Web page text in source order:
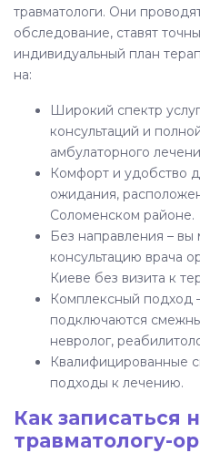
травматологи. Они
обследование, ставят
индивидуальный план
на:
Широкий спектр
консультаций и
амбулаторного
Комфорт и удобство
ожидания,
Соломенском районе.
Без направления – вы
консультацию врача
Киеве без визита к
Комплексный подход
подключаются
невролог,
Квалифицированные
подходы к лечению.
Как записаться
травматологу-